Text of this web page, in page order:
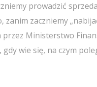
prowadzić
zanim zaczniemy
Ministerstwo
wie się, na czym